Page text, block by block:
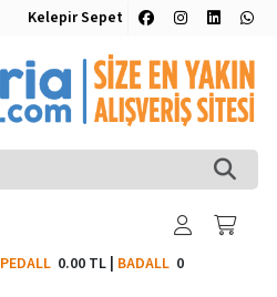
Kelepir Sepet
PEDALL 0.00 TL| BADALL0